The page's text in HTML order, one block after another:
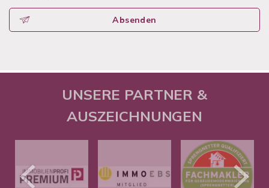
Absenden
UNSERE PARTNER &
AUSZEICHNUNGEN